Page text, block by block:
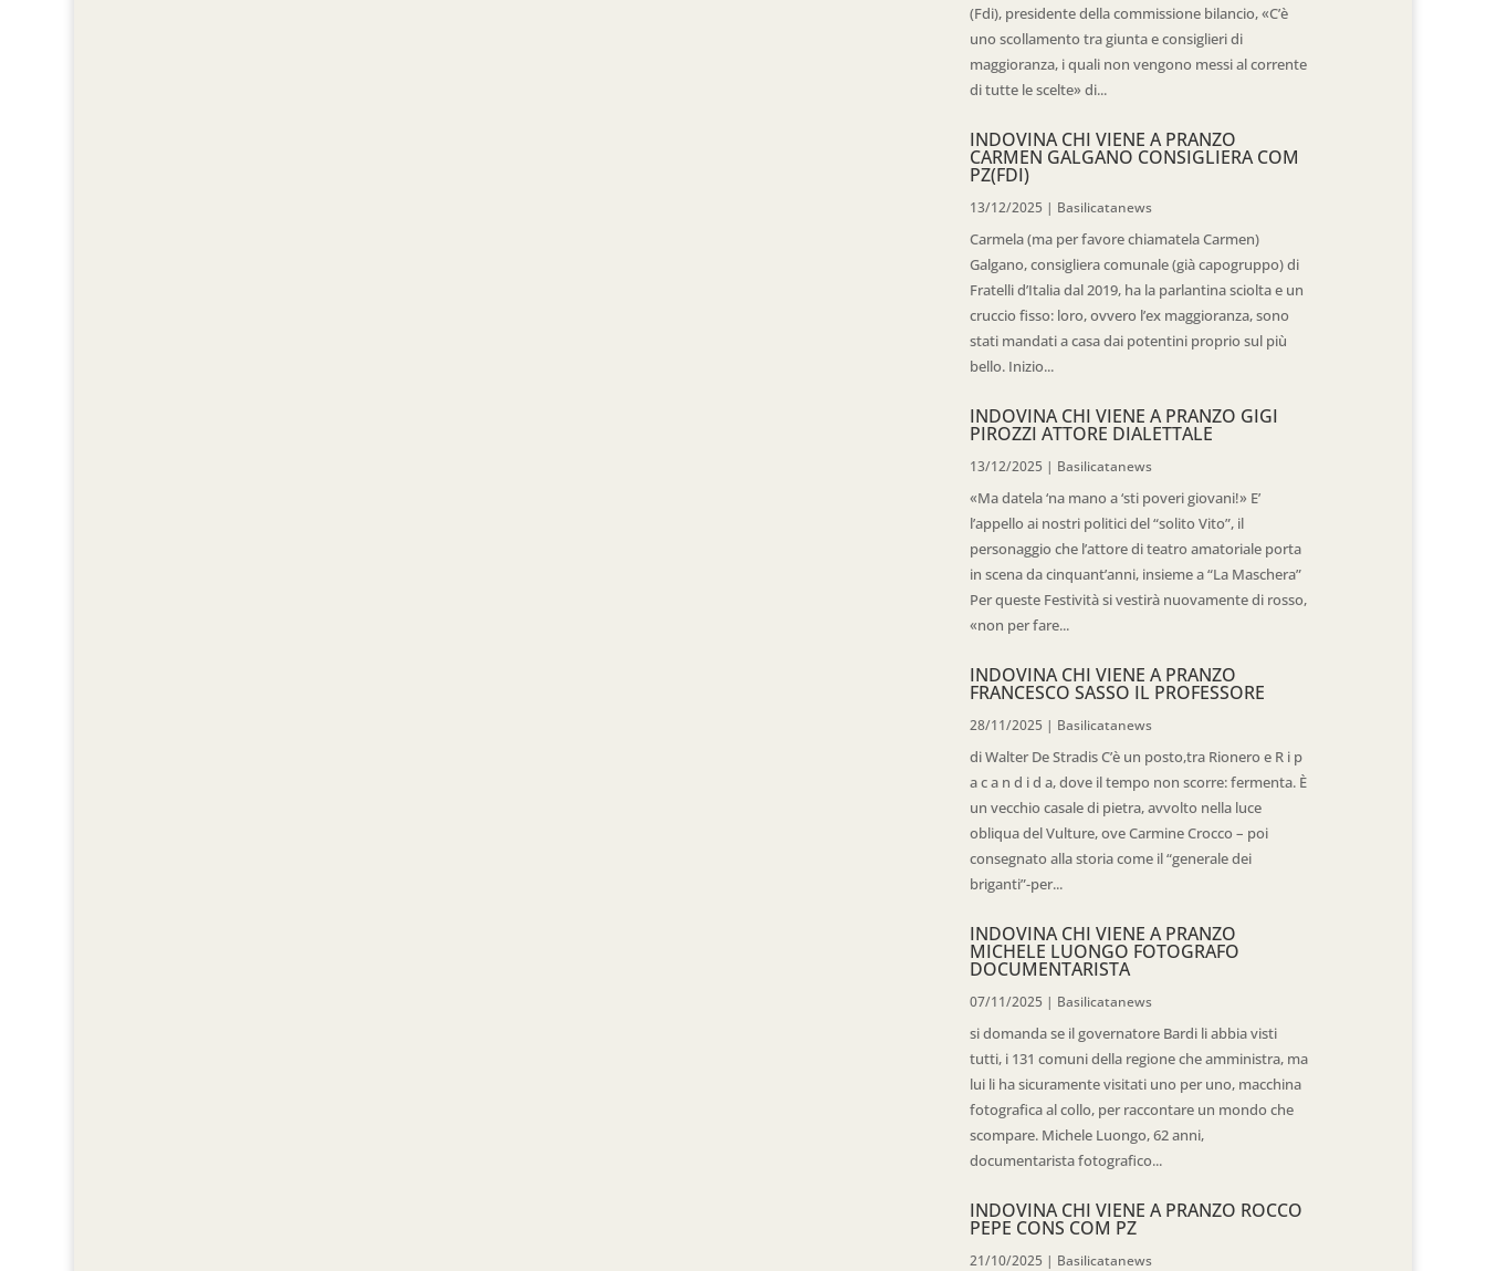
(Fdi), presidente della commissione bilancio, «C’è
uno scollamento tra giunta e consiglieri di
maggioranza, i quali non vengono messi al corrente
di tutte le scelte» di...
INDOVINA CHI VIENE A PRANZO
CARMEN GALGANO CONSIGLIERA COM
PZ(FDI)
13/12/2025 | Basilicatanews
Carmela (ma per favore chiamatela Carmen)
Galgano, consigliera comunale (già capogruppo) di
Fratelli d’Italia dal 2019, ha la parlantina sciolta e un
cruccio fisso: loro, ovvero l’ex maggioranza, sono
stati mandati a casa dai potentini proprio sul più
bello. Inizio...
INDOVINA CHI VIENE A PRANZO GIGI
PIROZZI ATTORE DIALETTALE
13/12/2025 | Basilicatanews
«Ma datela ‘na mano a ‘sti poveri giovani!» E’
l’appello ai nostri politici del “solito Vito”, il
personaggio che l’attore di teatro amatoriale porta
in scena da cinquant’anni, insieme a “La Maschera”
Per queste Festività si vestirà nuovamente di rosso,
«non per fare...
INDOVINA CHI VIENE A PRANZO
FRANCESCO SASSO IL PROFESSORE
28/11/2025 | Basilicatanews
di Walter De Stradis C’è un posto,tra Rionero e R i p
a c a n d i d a, dove il tempo non scorre: fermenta. È
un vecchio casale di pietra, avvolto nella luce
obliqua del Vulture, ove Carmine Crocco – poi
consegnato alla storia come il “generale dei
briganti”-per...
INDOVINA CHI VIENE A PRANZO
MICHELE LUONGO FOTOGRAFO
DOCUMENTARISTA
07/11/2025 | Basilicatanews
si domanda se il governatore Bardi li abbia visti
tutti, i 131 comuni della regione che amministra, ma
lui li ha sicuramente visitati uno per uno, macchina
fotografica al collo, per raccontare un mondo che
scompare. Michele Luongo, 62 anni,
documentarista fotografico...
INDOVINA CHI VIENE A PRANZO ROCCO
PEPE CONS COM PZ
21/10/2025 | Basilicatanews